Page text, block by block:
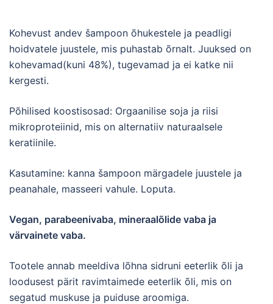
Kohevust andev šampoon õhukestele ja peadligi
hoidvatele juustele, mis puhastab õrnalt. Juuksed on
kohevamad(kuni 48%), tugevamad ja ei katke nii
kergesti.
Põhilised koostisosad: Orgaanilise soja ja riisi
mikroproteiinid, mis on alternatiiv naturaalsele
keratiinile.
Kasutamine: kanna šampoon märgadele juustele ja
peanahale, masseeri vahule. Loputa.
Vegan, parabeenivaba, mineraalõlide vaba ja
värvainete vaba.
Tootele annab meeldiva lõhna sidruni eeterlik õli ja
loodusest pärit ravimtaimede eeterlik õli, mis on
segatud muskuse ja puiduse aroomiga.